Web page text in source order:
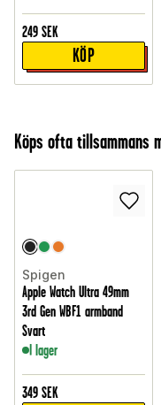
249 SEK
KÖP
Köps ofta tillsammans
Spigen
Apple Watch Ultra 49mm
3rd Gen WBF1 armband
Svart
I lager
349 SEK